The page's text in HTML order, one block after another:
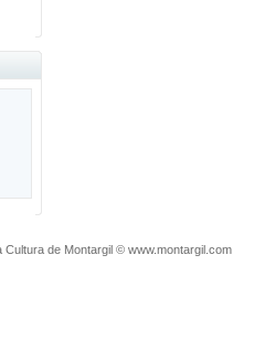
de Montargil©www.montargil.com